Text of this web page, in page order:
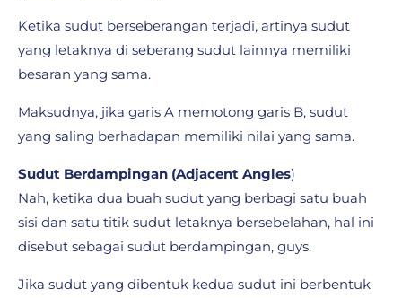
Ketika sudut berseberangan terjadi, artinya sudut
yang letaknya di seberang sudut lainnya memiliki
besaran yang sama.
Maksudnya, jika garis A memotong garis B, sudut
yang saling berhadapan memiliki nilai yang sama.
Sudut Berdampingan (Adjacent Angles)
Nah, ketika dua buah sudut yang berbagi satu buah
sisi dan satu titik sudut letaknya bersebelahan, hal ini
disebut sebagai sudut berdampingan, guys.
Jika sudut yang dibentuk kedua sudut ini berbentuk